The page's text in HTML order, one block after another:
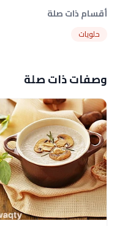
أقسام ذات صلة
حلويات
وصفات ذات صلة